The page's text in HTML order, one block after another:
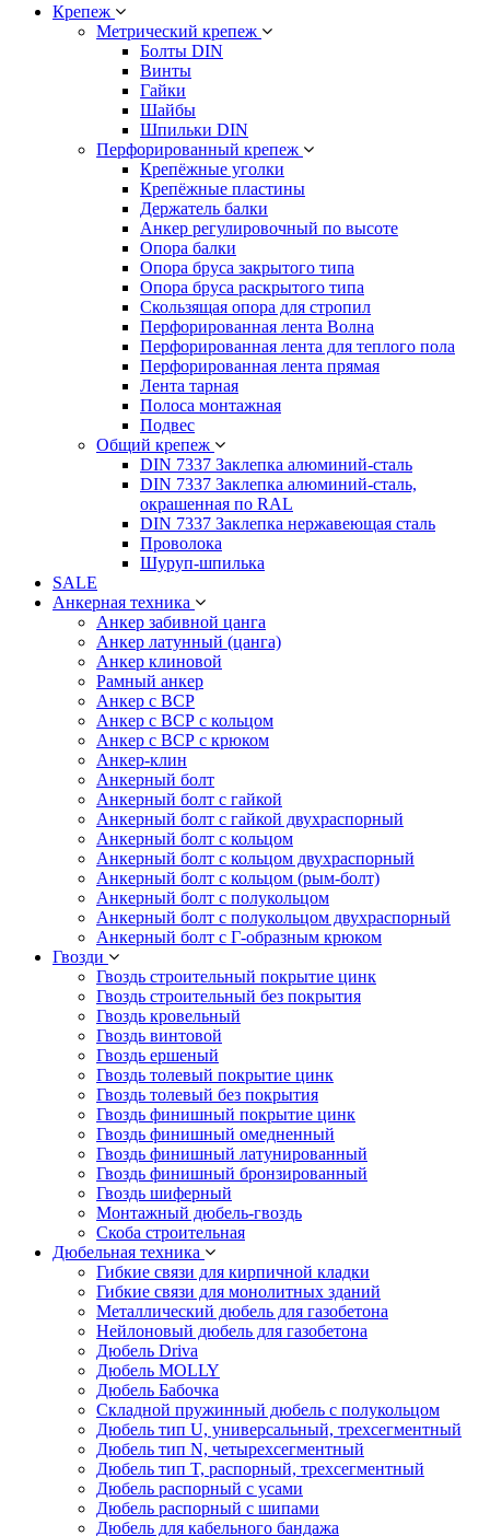
Крепеж
Метрический крепеж
Болты DIN
Винты
Гайки
Шайбы
Шпильки DIN
Перфорированный крепеж
Крепёжные уголки
Крепёжные пластины
Держатель балки
Анкер регулировочный по высоте
Опора балки
Опора бруса закрытого типа
Опора бруса раскрытого типа
Скользящая опора для стропил
Перфорированная лента Волна
Перфорированная лента для теплого пола
Перфорированная лента прямая
Лента тарная
Полоса монтажная
Подвес
Общий крепеж
DIN 7337 Заклепка алюминий-сталь
DIN 7337 Заклепка алюминий-сталь,
окрашенная по RAL
DIN 7337 Заклепка нержавеющая сталь
Проволока
Шуруп-шпилька
SALE
Анкерная техника
Анкер забивной цанга
Анкер латунный (цанга)
Анкер клиновой
Рамный анкер
Анкер с ВСР
Анкер с ВСР с кольцом
Анкер с ВСР с крюком
Анкер-клин
Анкерный болт
Анкерный болт с гайкой
Анкерный болт с гайкой двухраспорный
Анкерный болт с кольцом
Анкерный болт с кольцом двухраспорный
Анкерный болт с кольцом (рым-болт)
Анкерный болт с полукольцом
Анкерный болт с полукольцом двухраспорный
Анкерный болт с Г-образным крюком
Гвозди
Гвоздь строительный покрытие цинк
Гвоздь строительный без покрытия
Гвоздь кровельный
Гвоздь винтовой
Гвоздь ершеный
Гвоздь толевый покрытие цинк
Гвоздь толевый без покрытия
Гвоздь финишный покрытие цинк
Гвоздь финишный омедненный
Гвоздь финишный латунированный
Гвоздь финишный бронзированный
Гвоздь шиферный
Монтажный дюбель-гвоздь
Скоба строительная
Дюбельная техника
Гибкие связи для кирпичной кладки
Гибкие связи для монолитных зданий
Металлический дюбель для газобетона
Нейлоновый дюбель для газобетона
Дюбель Driva
Дюбель MOLLY
Дюбель Бабочка
Складной пружинный дюбель с полукольцом
Дюбель тип U, универсальный, трехсегментный
Дюбель тип N, четырехсегментный
Дюбель тип T, распорный, трехсегментный
Дюбель распорный с усами
Дюбель распорный с шипами
Дюбель для кабельного бандажа